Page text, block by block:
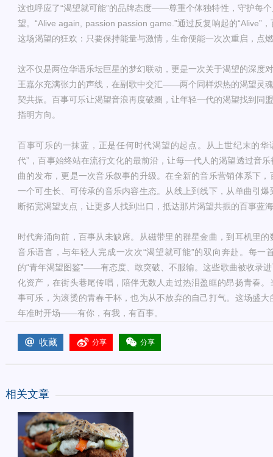
这也呼应了“渴望就可能”的品牌态度——尊重个体独特性，守护每
望。“Alive again, passion passion game.”通过反复响起的“Alive”
这场渴望的狂欢：只要保持能量与激情，生命便能一次次重启，点
这不仅是两位华语乐坛巨星的梦幻联动，更是一次关于渴望的深度
王嘉尔充满张力的声线， 在副歌中交汇——两个同样炽热的渴望灵
契共振。百事可乐让渴望音浪再度破圈，让年轻一代的渴望找到同
指明方向。
百事可乐的一抹蓝，正是任何时代渴望的起点。从上世纪末的华
代”，百事始终站在流行文化的最前沿，让每一代人的渴望透过音
曲的发布，更是一次音乐叙事的升级。在全新的音乐营销体系下
一个可生长、可传承的音乐内容生态。从线上到线下，从单曲引
断拓宽渴望支点，让更多人找到出口，抵达那片渴望共振的百事蓝
时代奔涌向前，百事从未缺席。从磁带里的群星金曲，到耳机里
音乐语言，与年轻人完成一次次“渴望就可能”的双向奔赴。每一
的“青年渴望图鉴”——有态度、敢突破、不服输。这些歌曲被收录
化资产，在街头巷尾传唱，陪伴无数人走过热泪盈眶的昂扬青春
事可乐，为滚烫的青春干杯，也为从不放弃的自己打气。这场盛
年准时开场——有你，有我，有百事。
收藏 分享 分享
相关文章